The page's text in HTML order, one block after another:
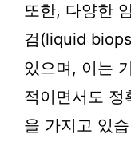
또한, 다양한
검(liquid
있으며, 이는
적이면서도 정
을 가지고 있